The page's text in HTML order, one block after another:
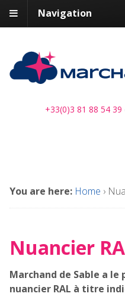
Navigation
+33(0)3 81 88 54 39
You are here: Home ›
Nuancier
Marchand de Sable a le
nuancier RAL à titre